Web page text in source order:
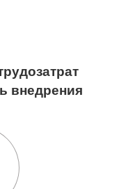
внедрения